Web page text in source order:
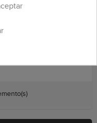
de productos en Meta
siempre sincronizado para